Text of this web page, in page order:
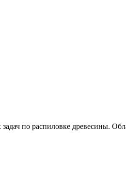
по распиловке древесины.